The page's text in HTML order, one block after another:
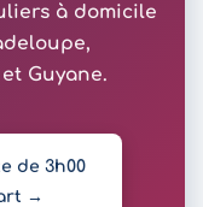
à domicile
Guyane.
de 3h00
→